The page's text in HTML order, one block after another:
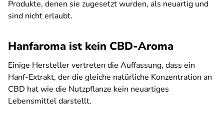
Produkte, denen sie zugesetzt wurden, als neuartig und
sind nicht erlaubt.
Hanfaroma ist kein CBD-Aroma
Einige Hersteller vertreten die Auffassung, dass ein
Hanf-Extrakt, der die gleiche natürliche Konzentration an
CBD hat wie die Nutzpflanze kein neuartiges
Lebensmittel darstellt.